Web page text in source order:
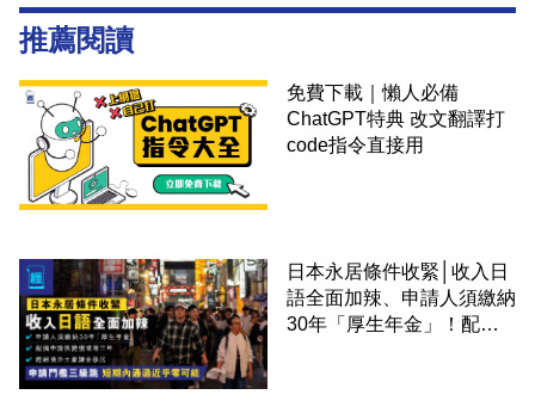
推薦閱讀
免費下載｜懶人必備
ChatGPT特典 改文翻譯打
code指令直接用
日本永居條件收緊│收入日
語全面加辣、申請人須繳納
30年「厚生年金」！配偶